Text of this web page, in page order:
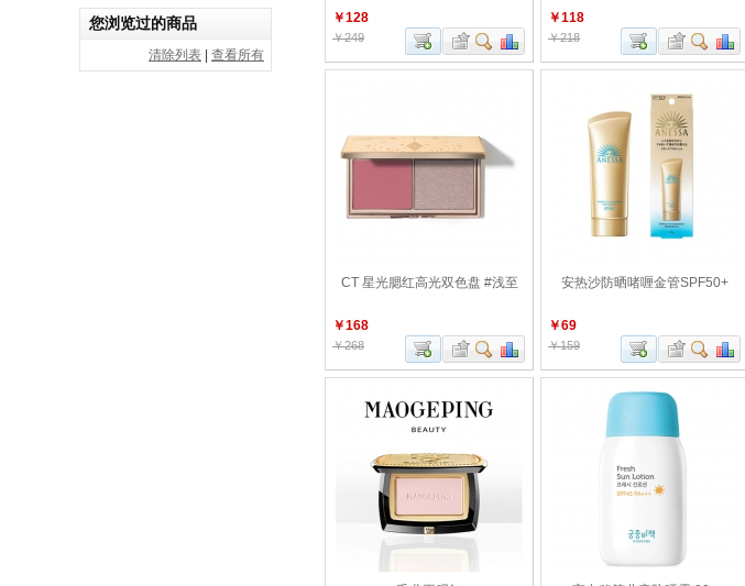
￥128
￥249
￥118
￥218
CT 星光腮红高光双色盘 #浅至
￥168
￥268
安热沙防晒啫喱金管SPF50+
￥69
￥159
您浏览过的商品
清除列表 查看所有